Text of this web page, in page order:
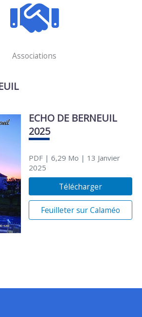
Associations
ECHO DE BERNEUIL
2025
PDF| 6,29 Mo | 13 Janvier
2025
Télécharger
Feuilleter sur Calaméo